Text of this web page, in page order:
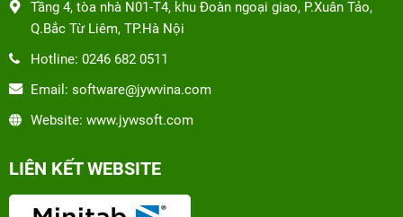
Tầng 4, tòa nhà N01-T4, khu Đoàn ngoại giao, P.Xuân Tảo,
Q.Bắc Từ Liêm, TP.Hà Nội
Hotline: 0246 682 0511
Email: software@jywvina.com
Website: www.jywsoft.com
LIÊN KẾT WEBSITE